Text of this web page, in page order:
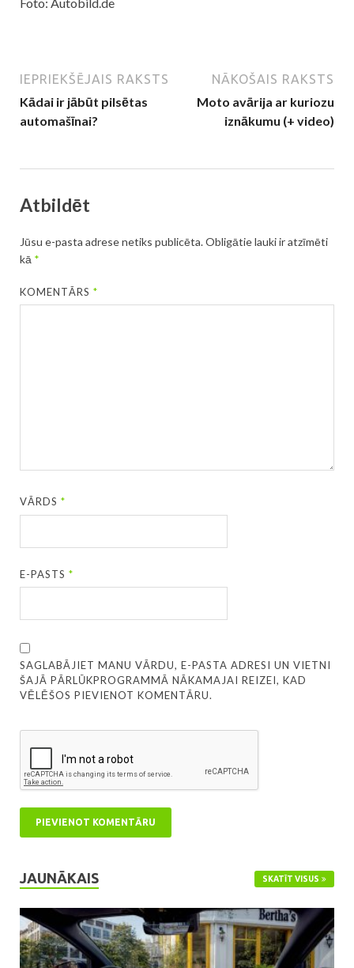
IEPRIEKŠĒJAIS RAKSTS
Kādai ir jābūt pilsētas
automašīnai?
NĀKOŠAIS RAKSTS
Moto avārija ar kuriozu
iznākumu (+ video)
Atbildēt
Jūsu e-pasta adrese netiks publicēta.Obligātie lauki ir atzīmēti
kā *
KOMENTĀRS*
VĀRDS*
E-PASTS*
SAGLABĀJIET MANU VĀRDU, E-PASTA ADRESI UN VIETNI
ŠAJĀ PĀRLŪKPROGRAMMĀ NĀKAMAJAI REIZEI, KAD
VĒLĒŠOS PIEVIENOT KOMENTĀRU.
JAUNĀKAIS SKATĪT VISUS